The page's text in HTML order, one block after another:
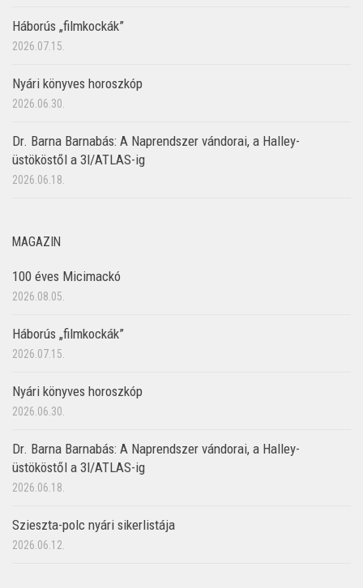
Háborús „filmkockák”
2026.07.15.
Nyári könyves horoszkóp
2026.06.30.
Dr. Barna Barnabás: A Naprendszer vándorai, a Halley-
üstököstől a 3I/ATLAS-ig
2026.06.18.
MAGAZIN
100 éves Micimackó
2026.08.05.
Háborús „filmkockák”
2026.07.15.
Nyári könyves horoszkóp
2026.06.30.
Dr. Barna Barnabás: A Naprendszer vándorai, a Halley-
üstököstől a 3I/ATLAS-ig
2026.06.18.
Szieszta-polc nyári sikerlistája
2026.06.12.